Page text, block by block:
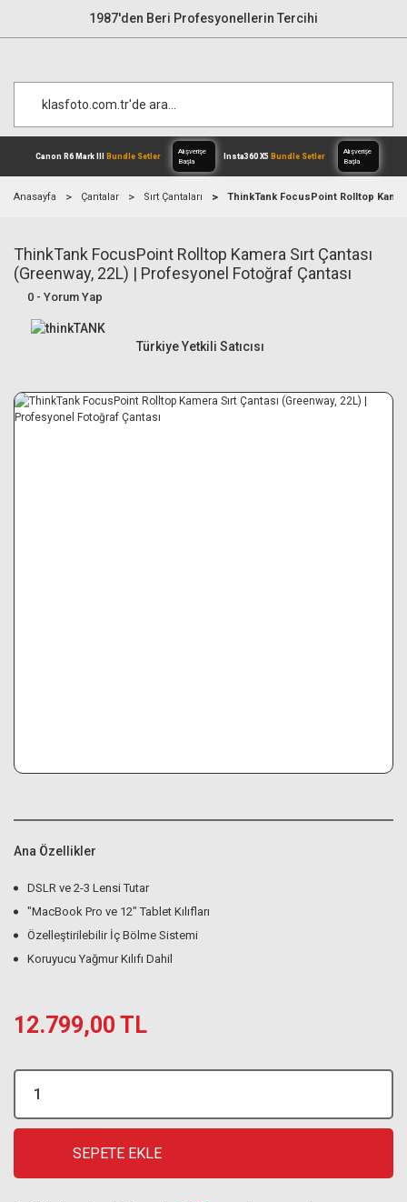
1987'den Beri Profesyonellerin Tercihi
Canon R6 Mark III Bundle Setler
Alışverişe
Başla
Anasayfa Çantalar Sırt Çantaları ThinkTank FocusPoint Rolltop
ThinkTank FocusPoint Rolltop Kamera Sırt Çantası
(Greenway, 22L) | Profesyonel Fotoğraf Çantası
0 - Yorum Yap
Türkiye Yetkili Satıcısı
Ana Özellikler
DSLR ve 2-3 Lensi Tutar
"MacBook Pro ve 12" Tablet Kılıfları
Özelleştirilebilir İç Bölme Sistemi
Koruyucu Yağmur Kılıfı Dahil
12.799,00 TL
SEPETE EKLE